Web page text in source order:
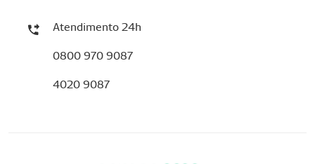
Atendimento 24h
0800 970 9087
4020 9087